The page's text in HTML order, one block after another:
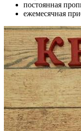
постоянная
ежемесячная